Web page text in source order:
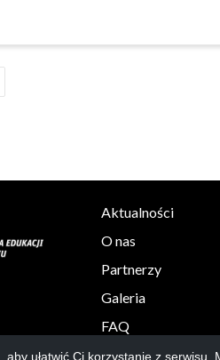
ułatwić Ci korzystanie z
Aktualności
O nas
Partnerzy
Galeria
FAQ